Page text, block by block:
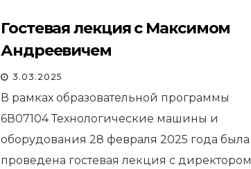
Гостевая лекция с Максимом
Андреевичем
3.03.2025
В рамках образовательной программы
6В07104 Технологические машины и
оборудования 28 февраля 2025 года была
проведена гостевая лекция с директором